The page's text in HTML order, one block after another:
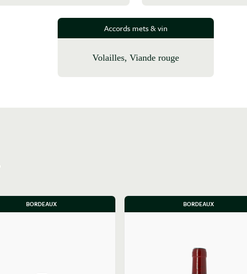
Accords mets & vin
Volailles, Viande rouge
BORDEAUX BORDEAUX